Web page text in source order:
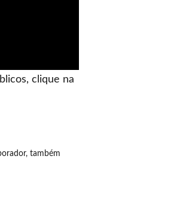
clique na
também